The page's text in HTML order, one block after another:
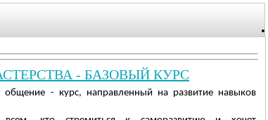
- БАЗОВЫЙ КУРС
общение - курс, направленный на развитие навыков